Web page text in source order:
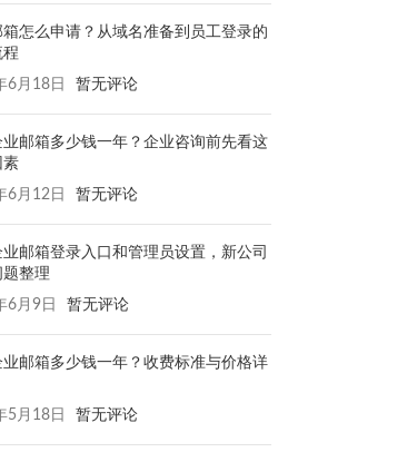
怎么申请？从域名准备到员工登录的
6月18日 暂无评论
业邮箱多少钱一年？企业咨询前先看这
素
6月12日 暂无评论
业邮箱登录入口和管理员设置，新公司
整理
6月9日 暂无评论
业邮箱多少钱一年？收费标准与价格详
5月18日 暂无评论